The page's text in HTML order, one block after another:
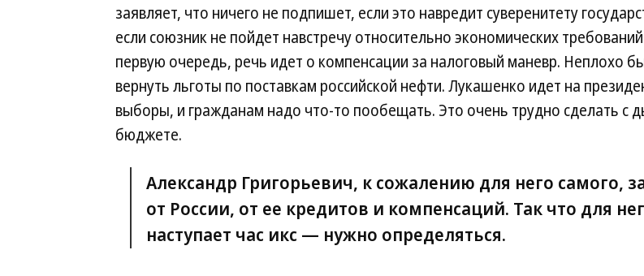
заявляет, что ничего не подпишет, если это навредит суверенитету
если союзник не пойдет навстречу относительно экономических
первую очередь, речь идет о компенсации за налоговый маневр. Неплохо
вернуть льготы по поставкам российской нефти. Лукашенко идет на
выборы, и гражданам надо что-то пообещать. Это очень трудно сделать с
бюджете.
Александр Григорьевич, к сожалению для него самого,
от России, от ее кредитов и компенсаций. Так что для
наступает час икс — нужно определяться.